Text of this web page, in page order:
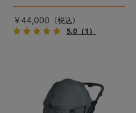
ジ！
￥44,000
5.0（1）